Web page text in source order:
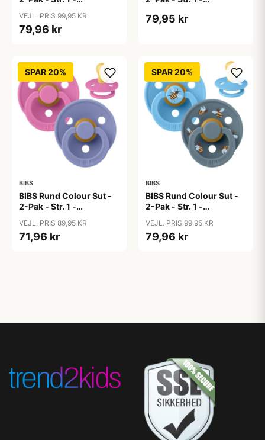
Studio - Sand Mix
VEJL. PRIS 99,95 KR
79,96 kr
Blossom/Candy Apple
79,95 kr
SPAR 20%
BIBS
BIBS Rund Colour Sut -
2-Pak - Str. 1 -
Bubblegum/Peri
VEJL. PRIS 89,95 KR
71,96 kr
SPAR 20%
BIBS
BIBS Rund Colour Sut -
2-Pak - Str. 1 -
Bumblebee Studio -
Breeze Mix
VEJL. PRIS 99,95 KR
79,96 kr